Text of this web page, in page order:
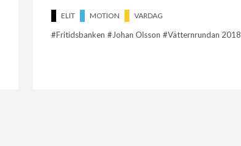
ELIT MOTION VARDAG
Fritidsbanken Johan Olsson Vätternrundan 2018